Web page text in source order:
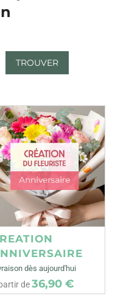
TROUVER
dès aujourd'hui
de36,90 €